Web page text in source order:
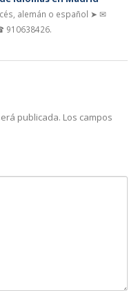
alemán o español ➤ ✉
910638426.
publicada. Los campos